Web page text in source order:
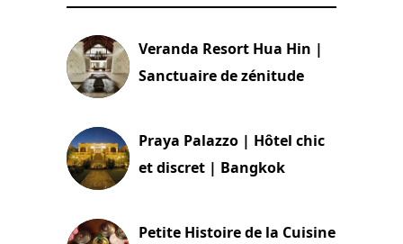
Veranda Resort Hua Hin |
Sanctuaire de zénitude
Praya Palazzo | Hôtel chic
et discret | Bangkok
Petite Histoire de la Cuisine